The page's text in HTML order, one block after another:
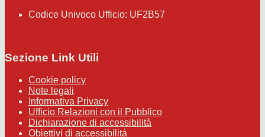
Codice Univoco Ufficio: UF2B57
Sezione Link Utili
Cookie policy
Note legali
Informativa Privacy
Ufficio Relazioni con il Pubblico
Dichiarazione di accessibilità
Obiettivi di accessibilità